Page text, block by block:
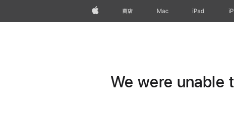
Apple 商店 Mac iPad
We were unable